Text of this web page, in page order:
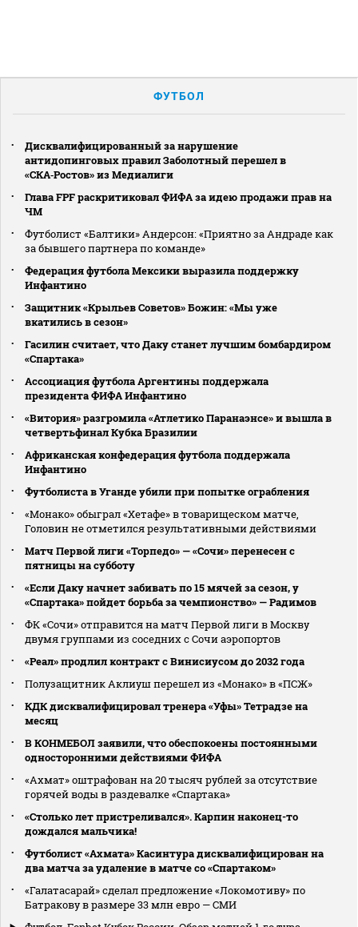
ФУТБОЛ
Дисквалифицированный за нарушение
антидопинговых правил Заболотный перешел в
«СКА‑Ростов» из Медиалиги
Глава FPF раскритиковал ФИФА за идею продажи прав на
ЧМ
Футболист «Балтики» Андерсон: «Приятно за Андраде как
за бывшего партнера по команде»
Федерация футбола Мексики выразила поддержку
Инфантино
Защитник «Крыльев Советов» Божин: «Мы уже
вкатились в сезон»
Гасилин считает, что Даку станет лучшим бомбардиром
«Спартака»
Ассоциация футбола Аргентины поддержала
президента ФИФА Инфантино
«Витория» разгромила «Атлетико Паранаэнсе» и вышла в
четвертьфинал Кубка Бразилии
Африканская конфедерация футбола поддержала
Инфантино
Футболиста в Уганде убили при попытке ограбления
«Монако» обыграл «Хетафе» в товарищеском матче,
Головин не отметился результативными действиями
Матч Первой лиги «Торпедо» — «Сочи» перенесен с
пятницы на субботу
«Если Даку начнет забивать по 15 мячей за сезон, у
«Спартака» пойдет борьба за чемпионство» — Радимов
ФК «Сочи» отправится на матч Первой лиги в Москву
двумя группами из соседних с Сочи аэропортов
«Реал» продлил контракт с Винисиусом до 2032 года
Полузащитник Аклиуш перешел из «Монако» в «ПСЖ»
КДК дисквалифицировал тренера «Уфы» Тетрадзе на
месяц
В КОНМЕБОЛ заявили, что обеспокоены постоянными
односторонними действиями ФИФА
«Ахмат» оштрафован на 20 тысяч рублей за отсутствие
горячей воды в раздевалке «Спартака»
«Столько лет пристреливался». Карпин наконец-то
дождался мальчика!
Футболист «Ахмата» Касинтура дисквалифицирован на
два матча за удаление в матче со «Спартаком»
«Галатасарай» сделал предложение «Локомотиву» по
Батракову в размере 33 млн евро — СМИ